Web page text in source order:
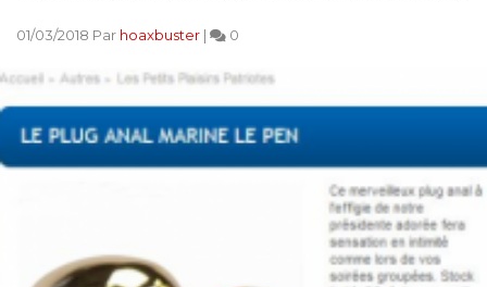
01/03/2018 Par hoaxbuster | 0